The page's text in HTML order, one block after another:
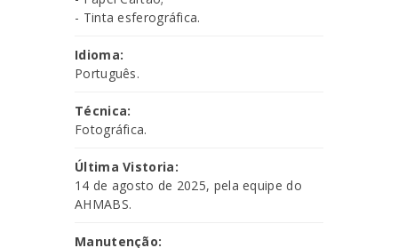
- Tinta esferográfica.
Idioma:
Português.
Técnica:
Fotográfica.
Última Vistoria:
14 de agosto de 2025, pela equipe do
AHMABS.
Manutenção: